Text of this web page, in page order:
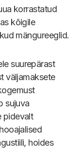
korrastatud
kõigile
mängureeglid.
suurepärast
väljamaksete
sujuva
pidevalt
hoides